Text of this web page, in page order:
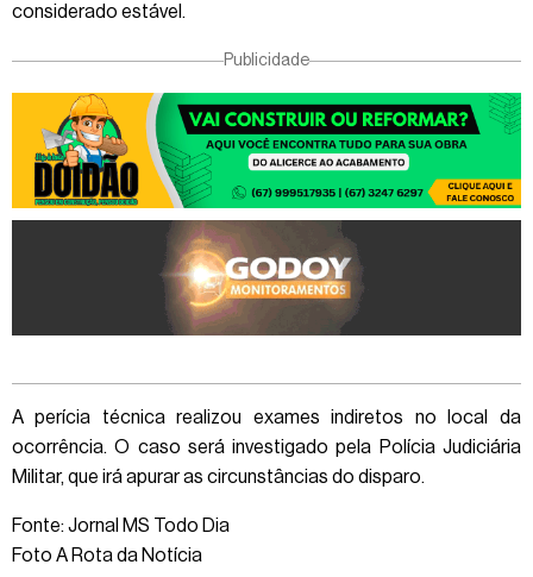
considerado estável.
Publicidade
A perícia técnica realizou exames indiretos no local da
ocorrência. O caso será investigado pela Polícia Judiciária
Militar, que irá apurar as circunstâncias do disparo.
Fonte: Jornal MS Todo Dia
Foto A Rota da Notícia